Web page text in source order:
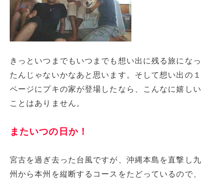
きっといつまでもいつまでも想い出に残る旅になっ
たんじゃないかなあと思います。そして想い出の１
ページにプキの家が登場したなら、こんなに嬉しい
ことはありません。
またいつの日か！
宮古を過ぎ去った台風ですが、沖縄本島を直撃し九
州から本州を縦断するコースをたどっているので、